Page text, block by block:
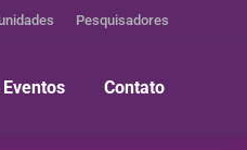
Pesquisadores
Contato